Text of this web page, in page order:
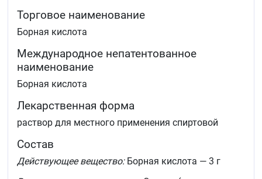
Торговое наименование
Борная кислота
Международное непатентованное
наименование
Борная кислота
Лекарственная форма
раствор для местного применения спиртовой
Состав
Действующее вещество: Борная кислота — 3 г